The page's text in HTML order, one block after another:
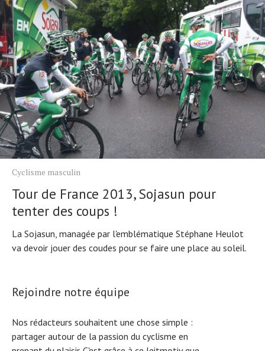
Cyclisme masculin
Tour de France 2013, Sojasun pour
tenter des coups !
La Sojasun, managée par l'emblématique Stéphane Heulot
va devoir jouer des coudes pour se faire une place au soleil.
Rejoindre notre équipe
Nos rédacteurs souhaitent une chose simple :
partager autour de la passion du cyclisme en
Tous nos articles
À propos